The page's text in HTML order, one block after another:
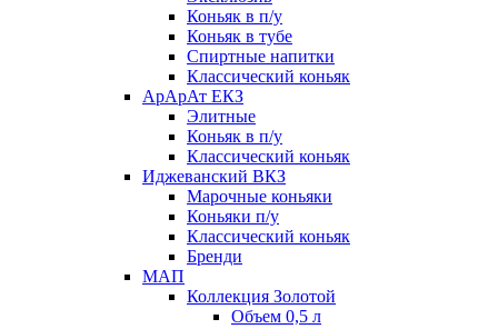
Коньяк в п/у
Коньяк в тубе
Спиртные напитки
Классический коньяк
АрАрАт ЕКЗ
Элитные
Коньяк в п/у
Классический коньяк
Иджеванский ВКЗ
Марочные коньяки
Коньяки п/у
Классический коньяк
Бренди
МАП
Коллекция Золотой
Объем 0,5 л